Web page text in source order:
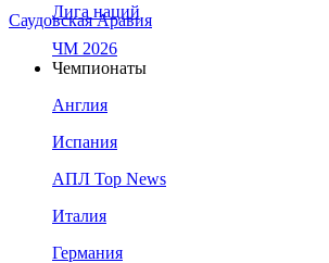
Саудовская Аравия
Лига наций
ЧМ 2026
Чемпионаты
Англия
Испания
АПЛ Top News
Италия
Германия